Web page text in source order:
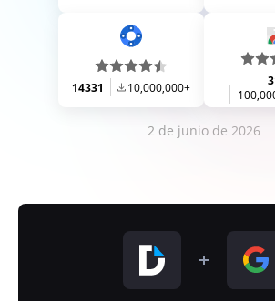
14331 10,000,000+
2 de junio de 2026